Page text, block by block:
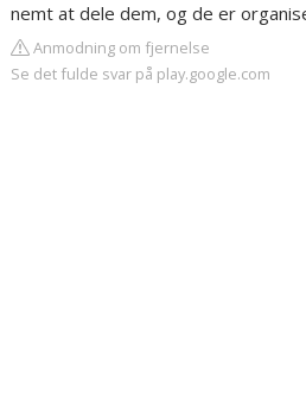
nemt at dele dem, og de er
Anmodning om fjernelse
Se det fulde svar på play.google.com